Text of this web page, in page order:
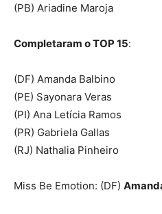
(PB) Ariadine Maroja
Completaram o TOP 15:
(DF) Amanda Balbino
(PE) Sayonara Veras
(PI) Ana Letícia Ramos
(PR) Gabriela Gallas
(RJ) Nathalia Pinheiro
Miss Be Emotion: (DF)